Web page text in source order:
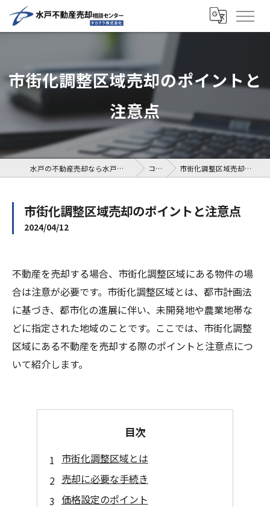
市街化調整区域売却のポイントと
注意点
水戸の不動産売却なら水戸不動産売却相談センター コラム 市街化調整区域売却のポイントと注意点
市街化調整区域売却のポイントと注意点
2024/04/12
不動産を売却する場合、市街化調整区域にある物件の場
合は注意が必要です。市街化調整区域とは、都市計画法
に基づき、都市化の進展に伴い、未開発地や農業地帯な
どに指定された地域のことです。ここでは、市街化調整
区域にある不動産を売却する際のポイントと注意点につ
いて紹介します。
目次
市街化調整区域とは
売却に必要な手続き
価格設定のポイント